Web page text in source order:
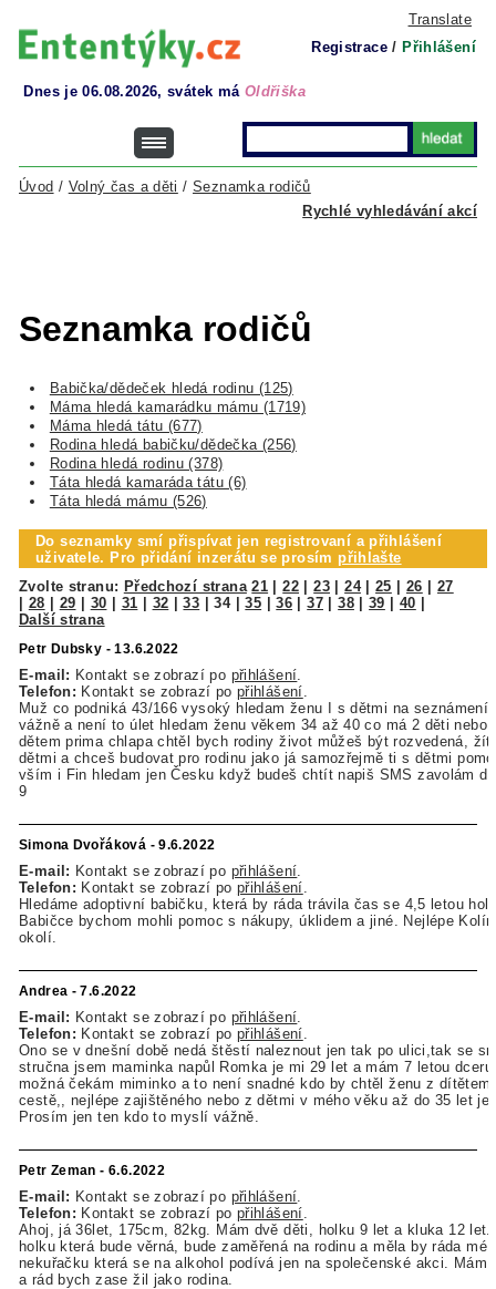
Translate
Registrace / Přihlášení
Dnes je 06.08.2026, svátek má Oldřiška
Rychlé vyhledávání akcí
Úvod / Volný čas a děti /Seznamka rodičů
Seznamka rodičů
Babička/dědeček hledá rodinu (125)
Máma hledá kamarádku mámu (1719)
Máma hledá tátu (677)
Rodina hledá babičku/dědečka (256)
Rodina hledá rodinu (378)
Táta hledá kamaráda tátu (6)
Táta hledá mámu (526)
Do seznamky smí přispívat jen registrovaní a přihlášení
uživatele. Pro přidání inzerátu se prosímpřihlašte
Zvolte stranu: Předchozí strana 21 |22 |23|24|25 26
27
28 29 30 31 32 |33 |34|35 |36 |37 |38|39 |40
Další strana
Petr Dubsky - 13.6.2022
E-mail: Kontakt se zobrazí po přihlášení
Telefon: Kontakt se zobrazí po přihlášení
Muž co podniká 43/166 vysoký hledam ženu I s dětmi na seznámení
vážně a není to úlet hledam ženu věkem 34 až 40 co má 2 děti nebo
dětem prima chlapa chtěl bych rodiny život můžeš být rozvedená, žít
dětmi a chceš budovat pro rodinu jako já samozřejmě ti s dětmi
vším i Fin hledam jen Česku když budeš chtít napiš SMS zavolám
9
Simona Dvořáková - 9.6.2022
E-mail: Kontakt se zobrazí po přihlášení
Telefon: Kontakt se zobrazí po přihlášení
Hledáme adoptivní babičku, která by ráda trávila čas se 4,5 letou
Babičce bychom mohli pomoc s nákupy, úklidem a jiné. Nejlépe
okolí.
Andrea - 7.6.2022
E-mail: Kontakt se zobrazí po přihlášení
Telefon: Kontakt se zobrazí po přihlášení
Ono se v dnešní době nedá štěstí naleznout jen tak po ulici,tak se
stručna jsem maminka napůl Romka je mi 29 let a mám 7 letou
možná čekám miminko a to není snadné kdo by chtěl ženu z
cestě,, nejlépe zajištěného nebo z dětmi v mého věku až do 35 let
Prosím jen ten kdo to myslí vážně.
Petr Zeman - 6.6.2022
E-mail: Kontakt se zobrazí po přihlášení
Telefon: Kontakt se zobrazí po přihlášení
Ahoj, já 36let, 175cm, 82kg. Mám dvě děti, holku 9 let a kluka 12 let.
holku která bude věrná, bude zaměřená na rodinu a měla by ráda mé
nekuřačku která se na alkohol podívá jen na společenské akci. Mám
a rád bych zase žil jako rodina.